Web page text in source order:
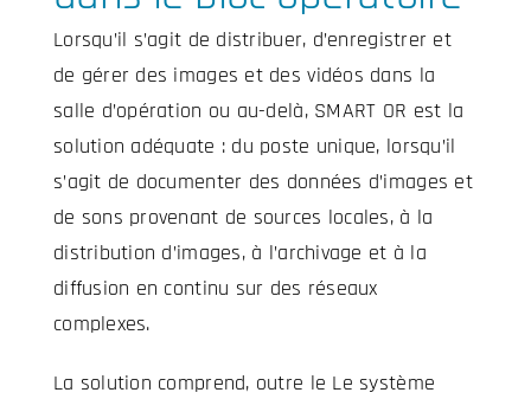
Lorsqu’il s’agit de distribuer, d’enregistrer et
de gérer des images et des vidéos dans la
salle d’opération ou au-delà, SMART OR est la
solution adéquate : du poste unique, lorsqu’il
s’agit de documenter des données d’images et
de sons provenant de sources locales, à la
distribution d’images, à l’archivage et à la
diffusion en continu sur des réseaux
complexes.
La solution comprend, outre le Le système